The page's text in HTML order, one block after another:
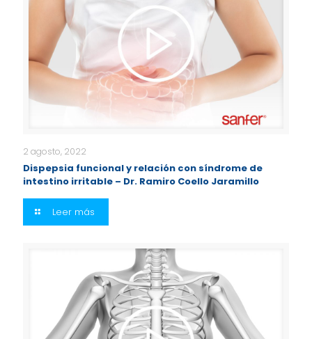
2 agosto, 2022
Dispepsia funcional y relación con síndrome de
intestino irritable – Dr. Ramiro Coello Jaramillo
Leer más